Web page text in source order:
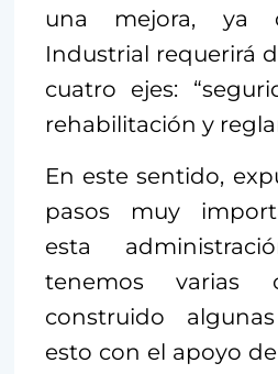
una mejora, ya
Industrial requerirá
cuatro ejes:
rehabilitación y
En este sentido,
pasos muy
esta
tenemos varias
construido
esto con el apoyo